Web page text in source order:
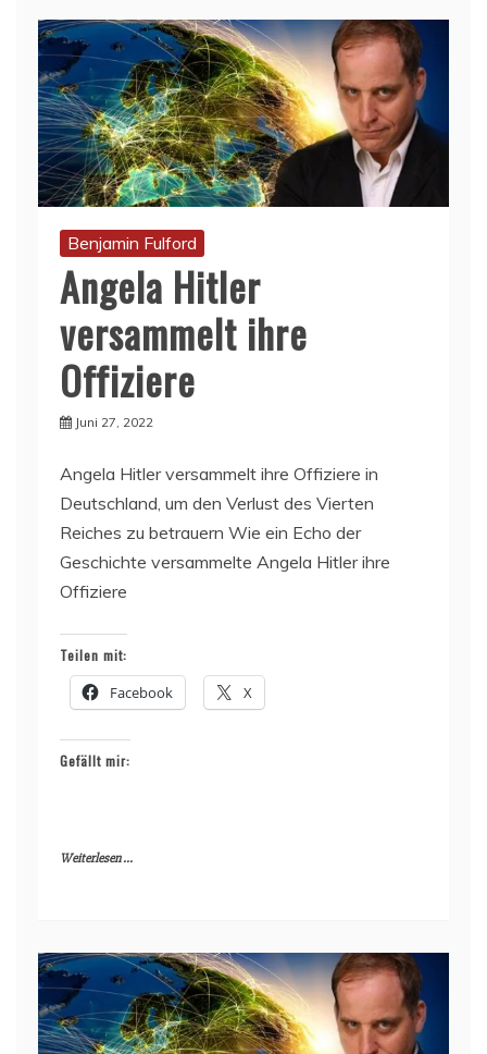
Benjamin Fulford
Angela Hitler
versammelt ihre
Offiziere
Juni 27, 2022
Angela Hitler versammelt ihre Offiziere in
Deutschland, um den Verlust des Vierten
Reiches zu betrauern Wie ein Echo der
Geschichte versammelte Angela Hitler ihre
Offiziere
Teilen mit:
Facebook X
Gefällt mir:
Weiterlesen ...